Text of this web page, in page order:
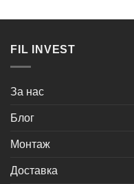
FIL INVEST
За нас
Блог
Монтаж
Доставка